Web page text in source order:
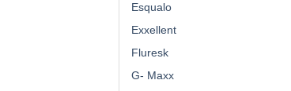
Esqualo
Exxellent
Fluresk
G- Maxx